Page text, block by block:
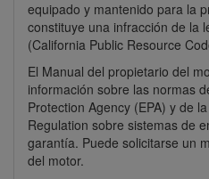
equipado y mantenido para la
constituye una infracción de la
(California Public Resource
El Manual del propietario del
información sobre las normas
Protection Agency (EPA) y de
Regulation sobre sistemas de
garantía. Puede solicitarse un
del motor.